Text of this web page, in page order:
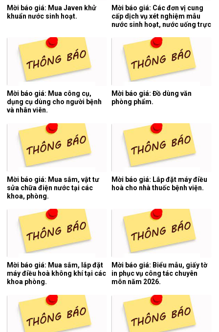
Mời báo giá: Mua Javen khử
khuẩn nước sinh hoạt.
Mời báo giá: Các đơn vị cung
cấp dịch vụ xét nghiệm mẫu
nước sinh hoạt, nước uống trực
cuối năm 2026.
Mời báo giá: Mua công cụ,
dụng cụ dùng cho người bệnh
và nhân viên.
Mời báo giá: Đồ dùng văn
phòng phẩm.
Mời báo giá: Mua sắm, vật tư
sửa chữa điện nước tại các
khoa, phòng.
Mời báo giá: Lắp đặt máy điều
hoà cho nhà thuốc bệnh viện.
Mời báo giá: Mua sắm, lắp đặt
máy điều hoà không khí tại các
khoa phòng.
Mời báo giá: Biểu mẫu, giấy tờ
in phục vụ công tác chuyên
môn năm 2026.